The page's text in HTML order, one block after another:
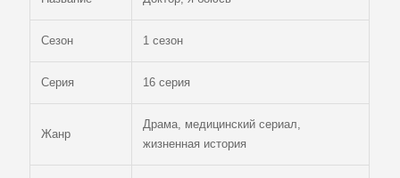
Сезон 1 сезон
Серия 16 серия
Жанр
Драма, медицинский сериал,
жизненная история